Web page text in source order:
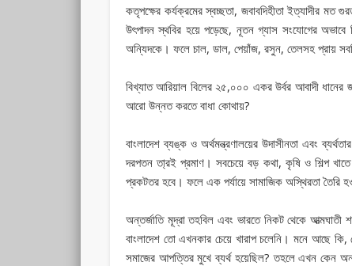
কতৃপক্ষের কর্যক্রমের স্বচ্ছতা, জবাবদিহীতা ইত্যাদীর মত
উৎপাদন স্থবির হয়ে পড়েছে, নূতন গ্যাস সংযোগের অভাবে
অন্যিদকে। ফলে চাল, ডাল, পেয়াঁজ, রসুন, তেলসহ প্রায়
বিখ্যাত আরিয়াল বিলের ২৫,০০০ একর উর্বর আবাদী ধানের
আরো উন্নত করতে বাধা কোথায়?
বাংলাদেশ ব্যঙ্ক ও অর্থমন্ত্রণালয়ের উদাসীনতা এবং
দরপতন তা্রই প্রমাণ। সবচেয়ে বড় কথা, কৃষি ও শিল্প
প্রকটতর হবে। ফলে এক পর্যায়ে সামাজিক অস্থিরতা তৈরি
অন্তর্জাতি মূদ্রা তহবিল এবং ভারতে নিকট থেকে
বাংলাদেশ তো এখনকার চেয়ে খারাপ চলেনি। মনে আছে কি,
সমাজের আপত্তির মুখে ব্যর্থ হয়েছিল? তহলে এখন কেন